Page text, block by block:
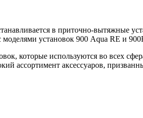
в приточно-вытяжные
установок 900 Aqua RE и
которые используются во всех
аксессуаров,